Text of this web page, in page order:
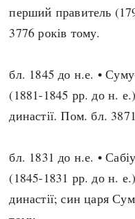
перший правитель
3776 років тому.
бл. 1845 до н.е. •
(1881-1845 рр. до н.
династії. Пом. бл.
бл. 1831 до н.е. •
(1845-1831 рр. до н.
династії; син царя